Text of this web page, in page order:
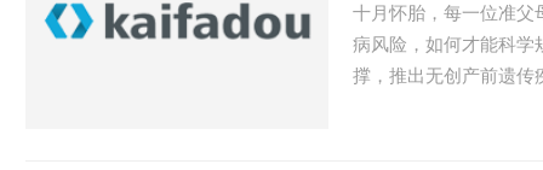
十月怀胎，每一位准父
病风险，如何才能科学
撑，推出无创产前遗传